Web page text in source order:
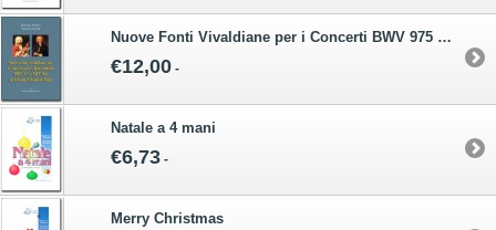
Nuove Fonti Vivaldiane per i Concerti BWV 975 e 980 di J.S.Bach
€12,00 -
Natale a 4 mani
€6,73 -
Merry Christmas